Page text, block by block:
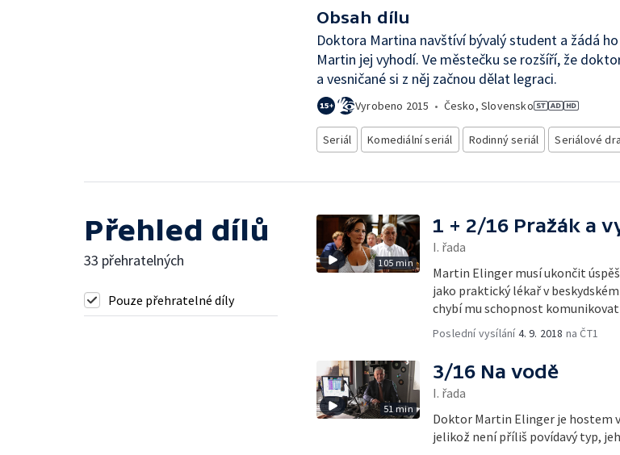
Obsah dílu
Doktora Martina navštíví bývalý student a žádá
Martin jej vyhodí. Ve městečku se rozšíří, že
a vesničané si z něj začnou dělat legraci.
Vyrobeno 2015 • Česko, Slovensko
Seriál Komediální seriál Rodinný seriál Seriálové
Přehled dílů
33 přehratelných
Pouze přehratelné díly
105 min
1 + 2/16 Pražák a
I. řada
Martin Elinger musí ukončit
jako praktický lékař v
chybí mu schopnost
Poslední vysílání4. 9. 2018 na ČT1
51 min
3/16 Na vodě
I. řada
Doktor Martin Elinger je hostem
jelikož není příliš povídavý typ,